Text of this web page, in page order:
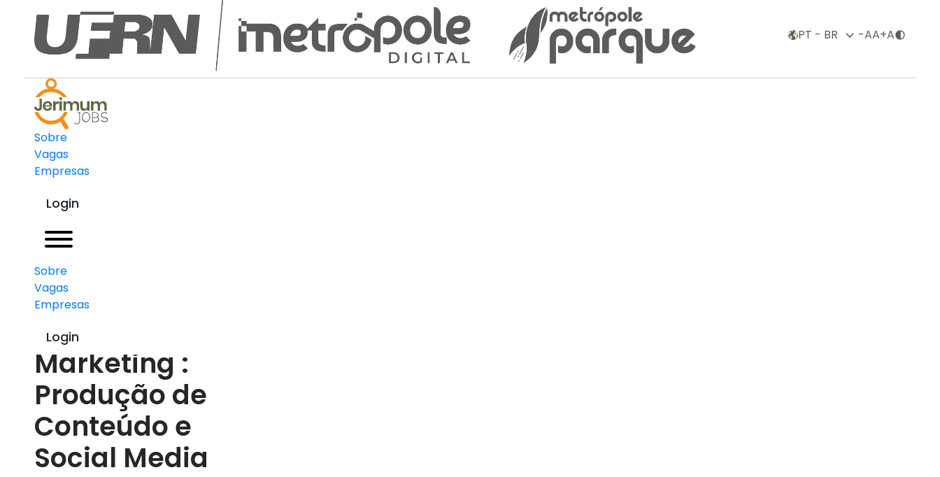
-AA+A
Sobre
Vagas
Empresas
Login
Sobre
Vagas
Empresas
Login
Estágio em
Marketing :
Produção de
Conteúdo e
Social Media
Contratação
Bolsa
Estimativa Salarial